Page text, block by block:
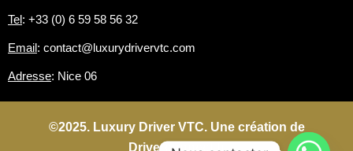
Tel : +33 (0) 6 59 58 56 32
Email : contact@luxurydrivervtc.com
Adresse: Nice 06
©2025. Luxury Driver VTC. Une création de
Driverconnect.fr